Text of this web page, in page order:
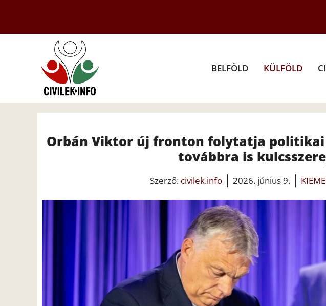
tartalomba
BELFÖLD KÜLFÖLD
Orbán Viktor új fronton folytatja politikai
továbbra is
Szerző: civilek.info 2026. június 9.